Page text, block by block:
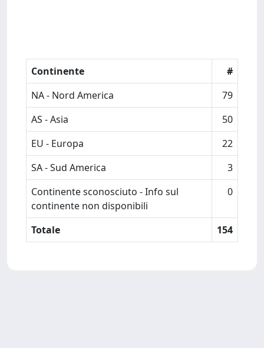
Continente
#
NA - Nord America
79
AS - Asia
50
EU - Europa
22
SA - Sud America
3
Continente sconosciuto - Info sul
continente non disponibili
0
Totale 154